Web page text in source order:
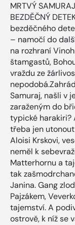
MRTVÝ
BEZDĚČNÝ
bezděčného
– namočí do
na rozhraní
štamgastů,
vraždu ze
Samuraj, našli v
zaraženým do
typické harakiri?
třeba jen utonout
Aloisi Krskovi,
neměl k
Matterhornu a
tak
Janina. Gang
Pajzákem,
tajemství. A
ostrově, k níž se